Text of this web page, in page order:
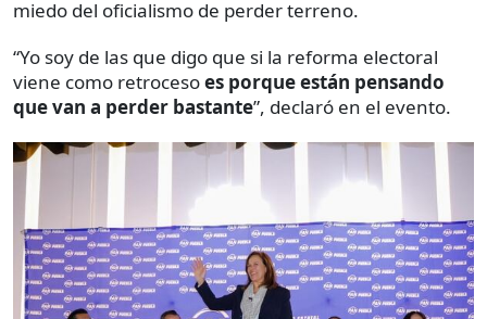
miedo del oficialismo de perder terreno.
“Yo soy de las que digo que si la reforma electoral
viene como retrocesoes porque están pensando
que van a perder bastante”, declaró en el evento.